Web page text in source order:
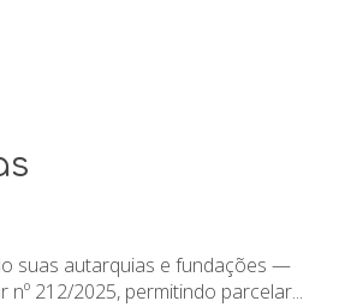
suas autarquias e fundações —
212/2025, permitindo parcelar...